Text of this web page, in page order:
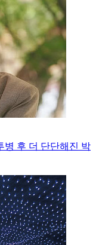
병 후 더 단단해진 박